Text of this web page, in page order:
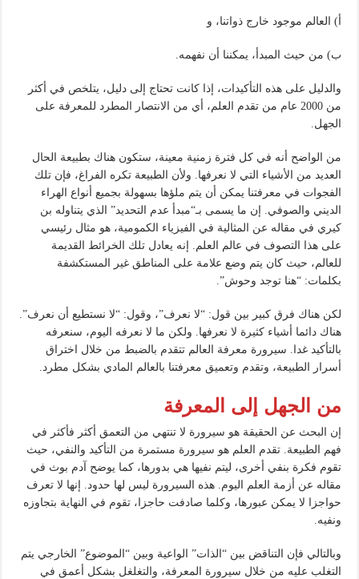
أ) العالم موجود خارج ذواتنا، و
ب) من حيث المبدأ، يمكننا أن نفهمه.
والدليل على هذه التأكيدات، إذا كانت تحتاج إلى دليل، يتلخص في أكثر
من 2000 عام من تقدم العلم، أي من الانتصار المطرد للمعرفة على
الجهل.
من الواضح أنه في كل فترة زمنية معينة، ستكون هناك بطبيعة الحال
العديد من الأشياء التي لا نعرفها. ولأن الطبيعة تكره الفراغ، فإن تلك
الفجوات في معرفتنا يمكن أن يتم ملؤها بسهولة بجميع أنواع الهراء
الديني والصوفي. إن ما يسمى بـ“مبدأ عدم التحديد” الذي يتناوله بن
كيري في مقاله عن المثالية في الفيزياء الكمومية، هو مثال رئيسي
على هذا التصوف في عالم العلم. إنه يعادل تلك الخرائط القديمة
للعالم، حيث كان يتم وضع علامة على المناطق غير المستكشفة
بكلمات: “هنا توجد وحوش”.
لكن هناك فرق كبير بين قول: “لا نعرف”، وقول: “لا نستطيع أن نعرف”.
هناك دائما أشياء كثيرة لا نعرفها. ولكن ما لا نعرفه اليوم، سنعرفه
بالتأكيد غدا. سيرورة معرفة العالم تتقدم بالضبط من خلال اختراق
أسرار الطبيعة، وتقدم وتعميق معرفتنا بالعالم المادي بشكل مطرد.
من الجهل إلى المعرفة
إن البحث عن الحقيقة هو سيرورة لا تنتهي من التعمق أكثر فأكثر في
فهم الطبيعة. تقدم العلم هو سيرورة مستمرة من التأكيد والنفي، حيث
تقوم فكرة بنفي أخرى، ليتم نفيها هي بدورها، كما يوضح آدم بوث في
مقاله عن أزمة العلم اليوم. هذه السيرورة ليس لها حدود. إنها لا تعرف
حواجزا لا يمكن عبورها، وكلما صادفت حاجزا، تقوم في النهاية بتجاوزه
ونفيه.
وبالتالي فإن التناقض بين “الذات” الواعية وبين “الموضوع” الخارجي يتم
التغلب عليه من خلال سيرورة المعرفة، والتغلغل بشكل أعمق في